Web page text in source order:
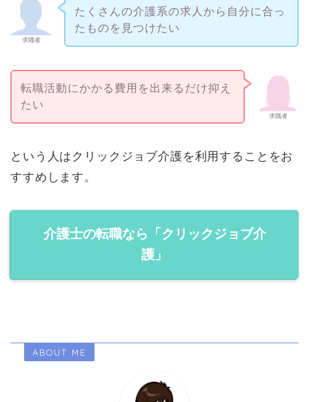
求職者
たくさんの介護系の求人から自分に合っ
たものを見つけたい
求職者
転職活動にかかる費用を出来るだけ抑え
たい
という人はクリックジョブ介護を利用することをお
すすめします。
介護士の転職なら「クリックジョブ介
護」
ABOUT ME